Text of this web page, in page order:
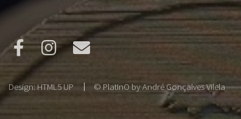
Design:HTML5 UP © PlatInO by André Gonçalves Vilela